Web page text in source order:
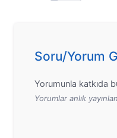
Soru/Yorum
Yorumunla katkıda
Yorumlar anlık